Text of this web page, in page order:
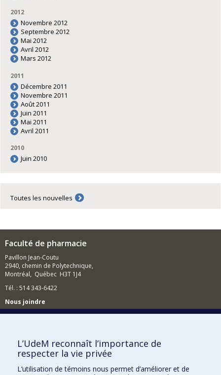
2012
Novembre 2012
Septembre 2012
Mai 2012
Avril 2012
Mars 2012
2011
Décembre 2011
Novembre 2011
Août 2011
Juin 2011
Mai 2011
Avril 2011
2010
Juin 2010
Toutes les nouvelles
Faculté de pharmacie
Pavillon Jean-Coutu
2940, chemin de Polytechnique,
Montréal, Québec H3T 1J4
Tél. : 514 343-6422
Nous joindre
Nous trouver
Plan du site
L’UdeM reconnaît l’importance de
respecter la vie privée
L’utilisation de témoins nous permet d’améliorer et de